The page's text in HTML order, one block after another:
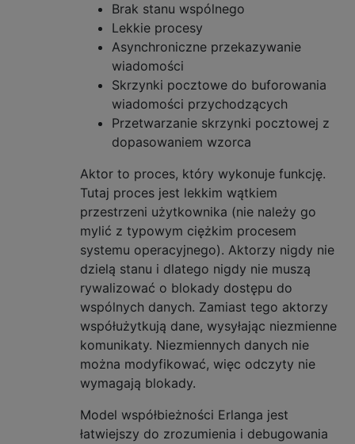
Brak stanu wspólnego
Lekkie procesy
Asynchroniczne przekazywanie
wiadomości
Skrzynki pocztowe do buforowania
wiadomości przychodzących
Przetwarzanie skrzynki pocztowej z
dopasowaniem wzorca
Aktor to proces, który wykonuje funkcję.
Tutaj proces jest lekkim wątkiem
przestrzeni użytkownika (nie należy go
mylić z typowym ciężkim procesem
systemu operacyjnego). Aktorzy nigdy nie
dzielą stanu i dlatego nigdy nie muszą
rywalizować o blokady dostępu do
wspólnych danych. Zamiast tego aktorzy
współużytkują dane, wysyłając niezmienne
komunikaty. Niezmiennych danych nie
można modyfikować, więc odczyty nie
wymagają blokady.
Model współbieżności Erlanga jest
łatwiejszy do zrozumienia i debugowania